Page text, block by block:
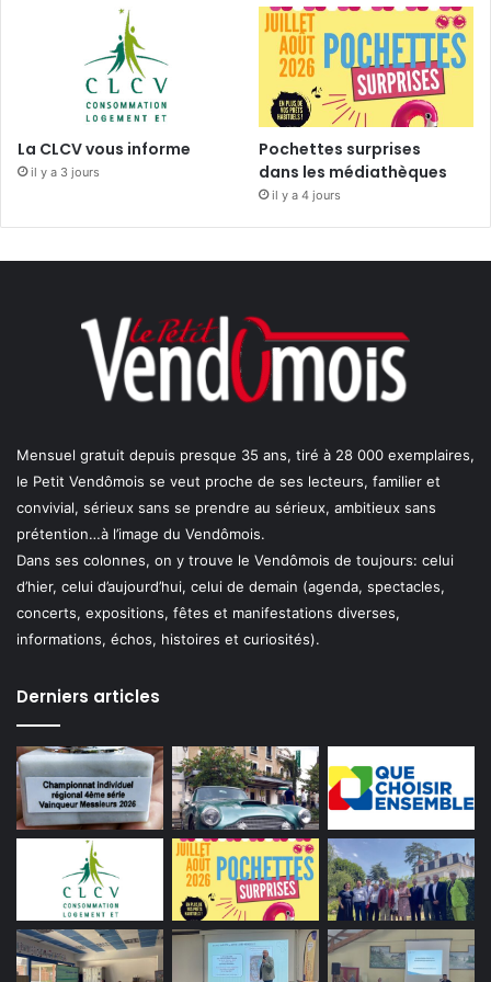
La CLCV vous informe
il y a 3 jours
Pochettes surprises
dans les médiathèques
il y a 4 jours
Mensuel gratuit depuis presque 35 ans, tiré à 28 000 exemplaires,
le Petit Vendômois se veut proche de ses lecteurs, familier et
convivial, sérieux sans se prendre au sérieux, ambitieux sans
prétention…à l’image du Vendômois.
Dans ses colonnes, on y trouve le Vendômois de toujours: celui
d’hier, celui d’aujourd’hui, celui de demain (agenda, spectacles,
concerts, expositions, fêtes et manifestations diverses,
informations, échos, histoires et curiosités).
Derniers articles